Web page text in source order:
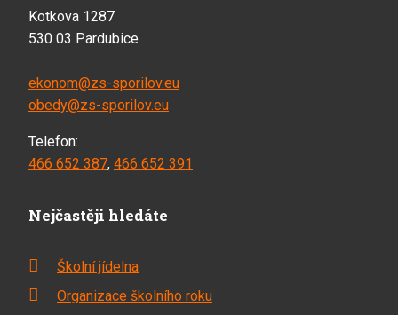
Kotkova 1287
530 03 Pardubice
ekonom@zs-sporilov.eu
obedy@zs-sporilov.eu
Telefon:
466 652 387, 466 652 391
Nejčastěji hledáte
Školní jídelna
Organizace školního roku